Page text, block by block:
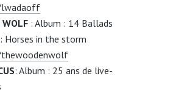
lwadaoff
WOLF: Album : 14 Ballads
Horses in the storm
: Album : 25 ans de live-